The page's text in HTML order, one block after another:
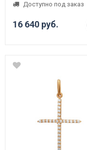
Доступно под заказ
16 640 руб.